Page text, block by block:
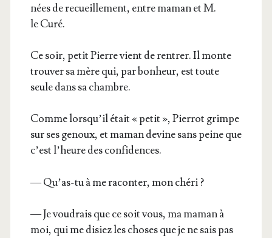
nées de recueille­ment, entre maman et M.
le Curé.
Ce soir, petit Pierre vient de ren­trer. Il monte
trou­ver sa mère qui, par bon­heur, est toute
seule dans sa chambre.
Comme lorsqu’il était « petit », Pier­rot grimpe
sur ses genoux, et maman devine sans peine que
c’est l’heure des confidences.
— Qu’as-tu à me racon­ter, mon chéri ?
— Je vou­drais que ce soit vous, ma maman à
moi, qui me disiez les choses que je ne sais pas